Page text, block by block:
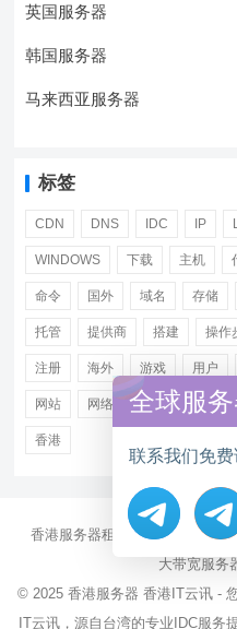
英国服务器
韩国服务器
马来西亚服务器
标签
CDN DNS IDC IP
WINDOWS 下载 主机
命令 国外 域名 存储
托管 提供商 搭建 操作
注册 海外 游戏 用户
网站 网络 腾讯 虚拟主
香港
香港服务器租用 海外CN2服务
大带宽服务
© 2025 香港服务器 香港IT云讯 -
IT云讯，源自台湾的专业IDC服务
全球服
联系我们免